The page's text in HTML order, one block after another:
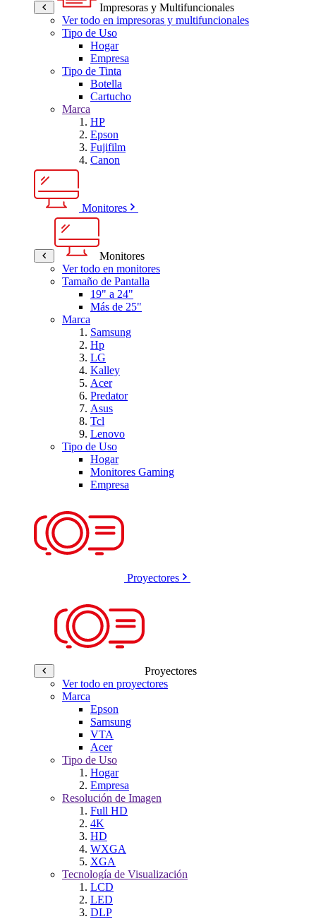
Impresoras y Multifuncionales
Ver todo en impresoras y multifuncionales
Tipo de Uso
Hogar
Empresa
Tipo de Tinta
Botella
Cartucho
Marca
HP
Epson
Fujifilm
Canon
Monitores
Monitores
Ver todo en monitores
Tamaño de Pantalla
19" a 24"
Más de 25"
Marca
Samsung
Hp
LG
Kalley
Acer
Predator
Asus
Tcl
Lenovo
Tipo de Uso
Hogar
Monitores Gaming
Empresa
Proyectores
Proyectores
Ver todo en proyectores
Marca
Epson
Samsung
VTA
Acer
Tipo de Uso
Hogar
Empresa
Resolución de Imagen
Full HD
4K
HD
WXGA
XGA
Tecnología de Visualización
LCD
LED
DLP